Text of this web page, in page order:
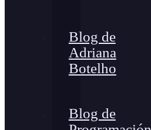
Blog de
Adriana
Botelho
Blog de